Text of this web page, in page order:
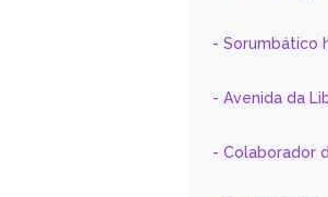
- Sorumbático
- Avenida da
- Colaborador